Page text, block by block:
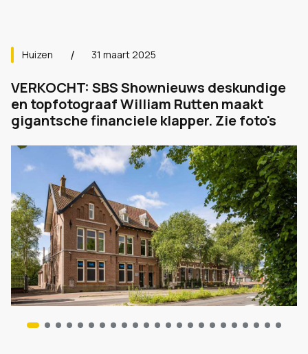
Huizen 31 maart 2025
VERKOCHT: SBS Shownieuws deskundige
en topfotograaf William Rutten maakt
gigantsche financiele klapper. Zie foto's